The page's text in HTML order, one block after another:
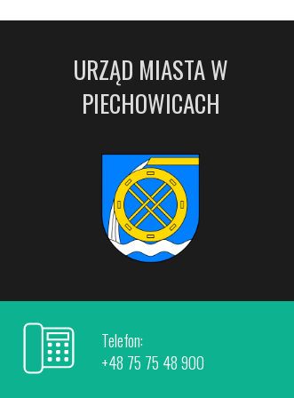
URZĄD MIASTA W
PIECHOWICACH
Telefon:
+48 75 75 48 900